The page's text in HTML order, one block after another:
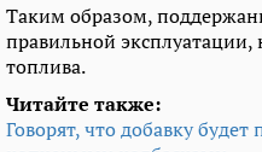
Таким образом,
правильной
топлива.
Читайте также:
Говорят, что добавку